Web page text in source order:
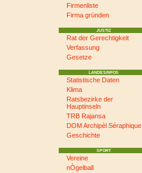
Firmenliste
Firma gründen
JUSTIZ
Rat der Gerechtigkeit
Verfassung
Gesetze
LANDESINFOS
Statistische Daten
Klima
Ratsbezirke der
Hauptinseln
TRB Rajansa
DOM Archipèl Séraphique
Geschichte
SPORT
Vereine
nÒgelball